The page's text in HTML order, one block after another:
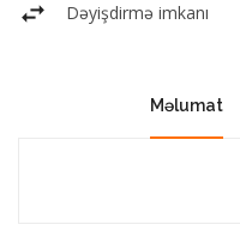
Dəyişdirmə imkanı
Məlumat